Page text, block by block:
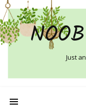
Just